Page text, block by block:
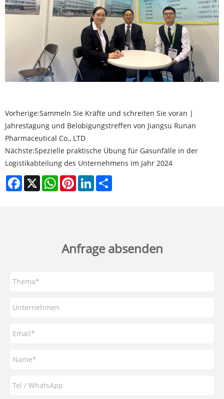
Vorherige:Sammeln Sie Kräfte und schreiten Sie voran |
Jahrestagung und Belobigungstreffen von Jiangsu Runan
Pharmaceutical Co., LTD
Nächste:Spezielle praktische Übung für Gasunfälle in der
Logistikabteilung des Unternehmens im Jahr 2024
Facebook
X WhatsAppPinterestLinkedIn
Anfrage absenden